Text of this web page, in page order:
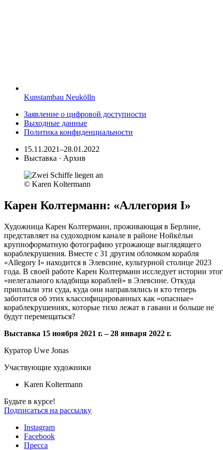
Kunstambau Neukölln
Заявление о цифровой доступности
Выходные данные
Политика конфиденциальности
15.11.2021–28.01.2022
Выставка · Архив
© Karen Koltermann
Карен Колтерманн: «Аллегория I»
Художница Карен Колтерманн, проживающая в Берлине,
представляет на судоходном канале в районе Нойкёльн
крупноформатную фотографию угрожающе выглядящего
кораблекрушения. Вместе с 31 другим обломком корабля
«Allegory I» находится в Элевсине, культурной столице 2023
года. В своей работе Карен Колтерманн исследует истории
«нелегального кладбища кораблей» в Элевсине. Откуда
приплыли эти суда, куда они направлялись и кто теперь
заботится об этих классифицированных как «опасные»
кораблекрушениях, которые тихо лежат в гавани и больше не
будут перемещаться?
Выставка 15 ноября 2021 г. – 28 января 2022 г.
Куратор Uwe Jonas
Участвующие художники
Karen Koltermann
Будьте в курсе!
Подписаться на рассылку
Instagram
Facebook
Пресса